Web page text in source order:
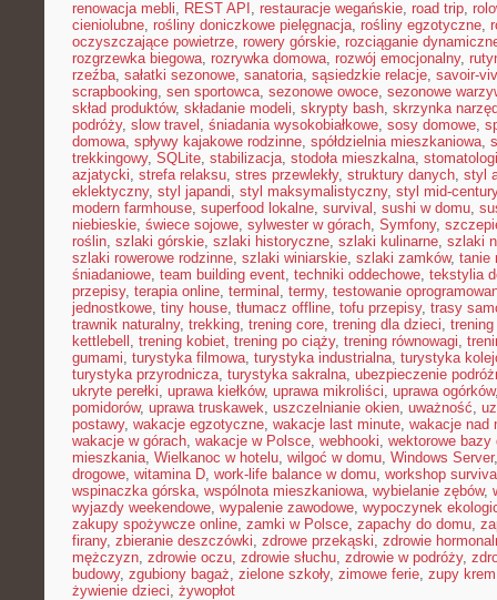
renowacja mebli, REST API , restauracje wegańskie, road trip,
cieniolubne, rośliny doniczkowe pielęgnacja, rośliny egzotyczne,
oczyszczające powietrze, rowery górskie, rozciąganie
rozgrzewka biegowa, rozrywka domowa, rozwój emocjonalny,
rzeźba, sałatki sezonowe, sanatoria, sąsiedzkie relacje, savoir-
scrapbooking, sen sportowca, sezonowe owoce, sezonowe
skład produktów, składanie modeli, skrypty bash, skrzynka
podróży, slow travel , śniadania wysokobiałkowe, sosy domowe,
domowa, spływy kajakowe rodzinne, spółdzielnia mieszkaniowa,
trekkingowy, SQLite, stabilizacja, stodoła mieszkalna,
azjatycki, strefa relaksu, stres przewlekły, struktury danych, styl
eklektyczny, styl japandi, styl maksymalistyczny, styl mid-century
modern farmhouse, superfood lokalne, survival , sushi w domu,
niebieskie, świece sojowe, sylwester w górach, Symfony,
roślin, szlaki górskie, szlaki historyczne, szlaki kulinarne, szlaki
szlaki rowerowe rodzinne, szlaki winiarskie, szlaki zamków, tanie
śniadaniowe, team building event, techniki oddechowe, tekstylia
przepisy, terapia online, terminal , termy, testowanie
jednostkowe, tiny house, tłumacz offline, tofu przepisy, trasy
trawnik naturalny, trekking, trening core, trening dla dzieci,
kettlebell , trening kobiet, trening po ciąży, trening równowagi,
gumami, turystyka filmowa, turystyka industrialna, turystyka
turystyka przyrodnicza, turystyka sakralna, ubezpieczenie
ukryte perełki, uprawa kiełków, uprawa mikroliści, uprawa ogórków
pomidorów, uprawa truskawek, uszczelnianie okien, uważność,
postawy, wakacje egzotyczne, wakacje last minute, wakacje nad
wakacje w górach, wakacje w Polsce, webhooki, wektorowe bazy
mieszkania, Wielkanoc w hotelu, wilgoć w domu, Windows Server
drogowe, witamina D, work-life balance w domu, workshop
wspinaczka górska, wspólnota mieszkaniowa, wybielanie zębów,
wyjazdy weekendowe, wypalenie zawodowe, wypoczynek
zakupy spożywcze online, zamki w Polsce, zapachy do domu,
firany, zbieranie deszczówki, zdrowe przekąski, zdrowie
mężczyzn, zdrowie oczu, zdrowie słuchu, zdrowie w podróży,
budowy, zgubiony bagaż, zielone szkoły, zimowe ferie, zupy krem
żywienie dzieci, żywopłot